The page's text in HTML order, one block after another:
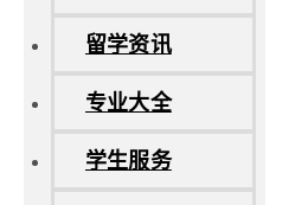
留学资讯
专业大全
学生服务